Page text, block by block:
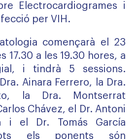
Electrocardiogrames i
per VIH.
començarà el 23
17.30 a les 19.30 hores, a
i tindrà 5 sessions.
Ainara Ferrero, la Dra.
la Dra. Montserrat
Chávez, el Dr. Antoni
i el Dr. Tomás García
els ponents són